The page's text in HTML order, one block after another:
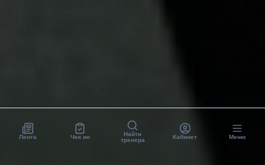
Лента Чек ин
Найти
тренера
Кабинет Меню